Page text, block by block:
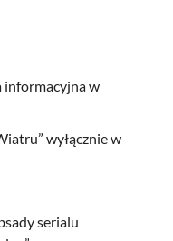
informacyjna w
wyłącznie w
serialu